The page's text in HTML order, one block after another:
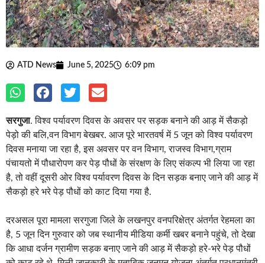
ATD News June 5, 2025 6:09 pm
सरगुजा
. विश्व पर्यावरण दिवस के अवसर पर सड़क बनाने की आड़ में सैकड़ो
पेड़ो की बलि,वन विभाग बेखबर. आज
दिवस मनाया जा रहा है, इस अवसर पर वन विभाग, राजस्व विभाग,ग्राम
पंचायतो में पौधारोपण कर पेड़ पौधों के संरक्षण के लिए संकल्प भी लिया जा रहा
है, तो वहीं दूसरी ओर विश्व पर्यावरण दिवस के दिन सड़क बनाए जाने की आड़ में
सैकड़ो हरे भरे पेड़ पौधों को काट दिया गया है.
दरअसल पूरा मामला सरगुजा जिले के लखनपुर वनपरिक्षेत्र अंतर्गत रेहमला का
कि आधा दर्जन ग्रामीण सड़क बनाए जाने की आड़ में सैकड़ो हरे-भरे पेड़ पौधों
को काट रहे थे, मिली जानकारी के मुताबिक जनमन योजना अंतर्गत प्रधानमंत्री
ग्राम सड़क से लेकर भुरकुड़ुवा पहाड़ी कोरवा बस्ती तक डामरीकरण सड़क
बनाया जा रहा है. वहीं सड़क बनाए जाने की आड़ में 5 जून दिन गुरुवार की सुबह